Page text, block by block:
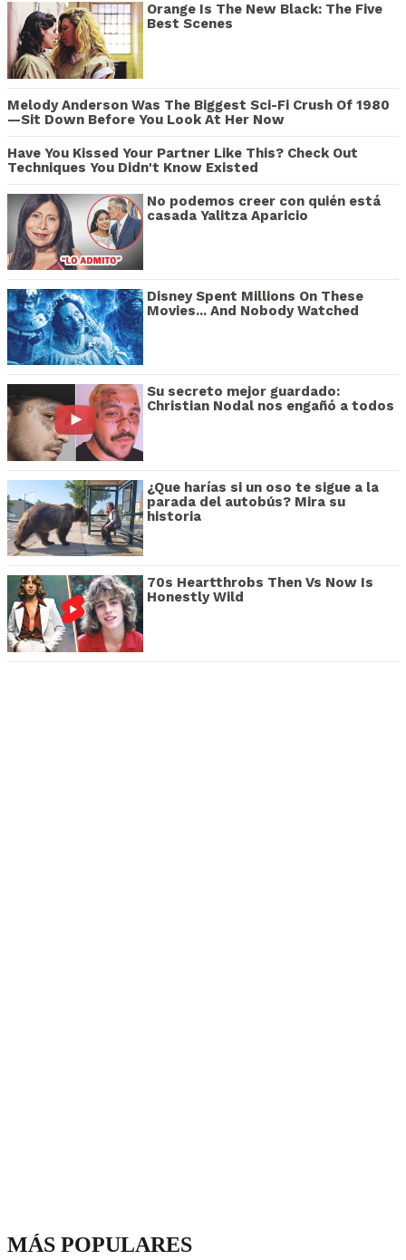
Orange Is The New Black: The Five
Best Scenes
Melody Anderson Was The Biggest Sci-Fi Crush Of 1980
—Sit Down Before You Look At Her Now
Have You Kissed Your Partner Like This? Check Out
Techniques You Didn't Know Existed
No podemos creer con quién está
casada Yalitza Aparicio
Disney Spent Millions On These
Movies... And Nobody Watched
Su secreto mejor guardado:
Christian Nodal nos engañó a todos
¿Que harías si un oso te sigue a la
parada del autobús? Mira su
historia
70s Heartthrobs Then Vs Now Is
Honestly Wild
MÁS POPULARES